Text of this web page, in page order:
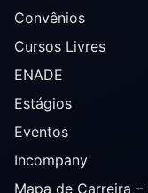
Convênios
Cursos Livres
ENADE
Estágios
Eventos
Incompany
Mapa de Carreira –